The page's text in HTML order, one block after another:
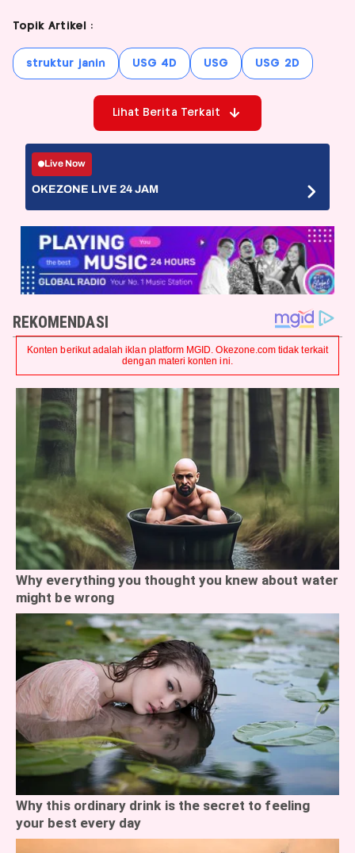
Topik Artikel :
struktur janin USG 4D USG USG 2D
Lihat Berita Terkait
Live Now
OKEZONE LIVE 24 JAM